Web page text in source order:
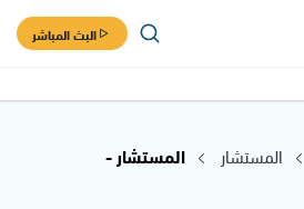
البث المباشر
المستشار
المستشار -